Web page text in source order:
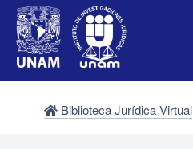
Biblioteca Jurídica Virtual